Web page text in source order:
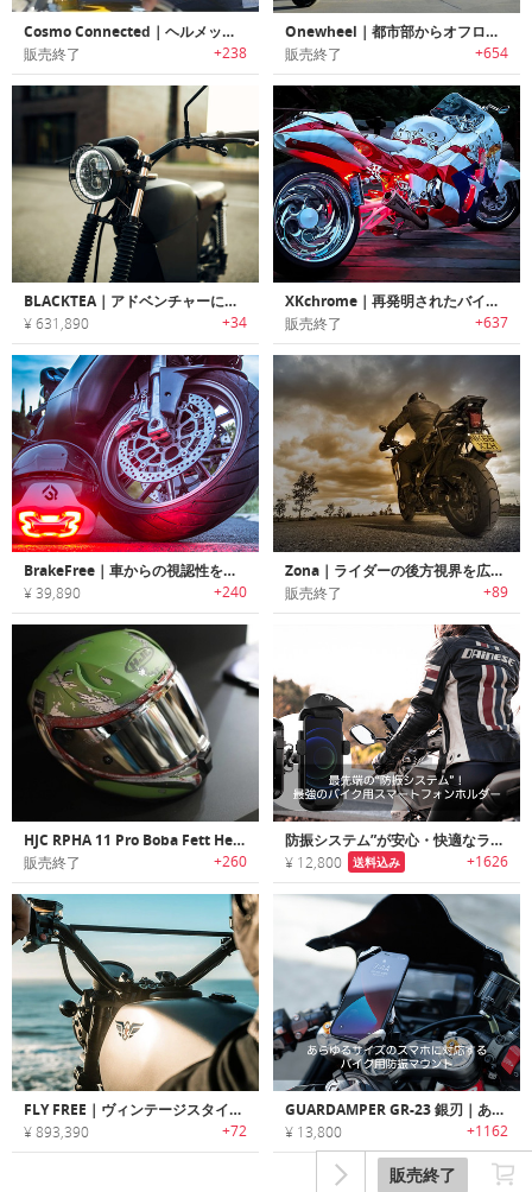
販売終了
Cosmo Connected｜ヘルメットに取付けライダーの安全性を向上させるリアブレーキライト「コスモコネクテッド」
販売終了 +238
Onewheel｜都市部からオフロードまで様々な地形を走行可能なライディングボード「ワンホイール」
販売終了 +654
BLACKTEA｜アドベンチャーに最適な悪路も走行可能なeバイク「ブラックティー」
¥ 631,890 +34
XKchrome｜再発明されたバイク＆自動車用照明「エックスクローム」
販売終了 +637
BrakeFree｜車からの視認性を高めるヘルメット用ブレーキライト「ブレーキフリー」
¥ 39,890 +240
Zona｜ライダーの後方視界を広げるオートバイ用リアビューシステム「ゾナ」
販売終了 +89
HJC RPHA 11 Pro Boba Fett Helmet｜スターウォーズの人気キャラクターBoba Fett をモチーフにデザインされたヘルメット
販売終了 +260
防振システム”が安心・快適なライディングを約束！バイク用スマートフォンホルダー「GUARDAMPER」
¥ 12,800 送料込み +1626
FLY FREE｜ヴィンテージスタイル電動モーターサイクル「フライフリー」
¥ 893,390 +72
GUARDAMPER GR-23 銀刃｜あらゆるサイズのスマホに対応するバイク用防振マウント
¥ 13,800 +1162